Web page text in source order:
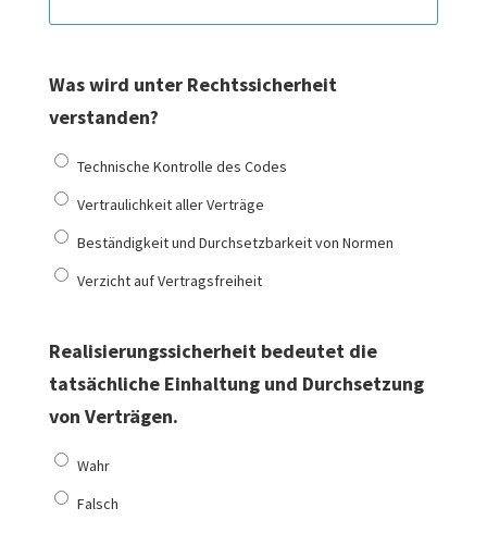
Was wird unter Rechtssicherheit
verstanden?
Technische Kontrolle des Codes
Vertraulichkeit aller Verträge
Beständigkeit und Durchsetzbarkeit von Normen
Verzicht auf Vertragsfreiheit
Realisierungssicherheit bedeutet die
tatsächliche Einhaltung und Durchsetzung
von Verträgen.
Wahr
Falsch